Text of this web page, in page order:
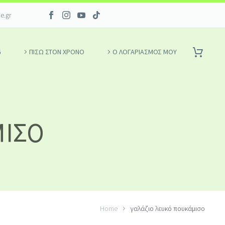
ΠΙΣΩ ΣΤΟΝ ΧΡΟΝΟ Ο ΛΟΓΑΡΙΑΣΜΌΣ ΜΟΥ
Home γαλάζιο λευκό πουκάμισο